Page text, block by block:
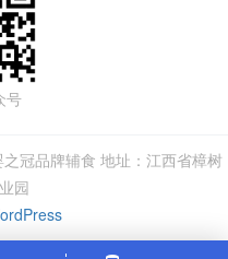
号
冠品牌辅食 地址：江西省樟树
园